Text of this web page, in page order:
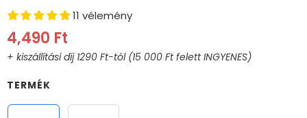
11 vélemény
4,490 Ft
TERMÉK